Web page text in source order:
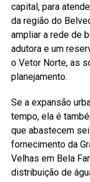
capital, para
da região do
ampliar a rede de
adutora e um
o Vetor Norte, as
planejamento.
Se a expansão
tempo, ela é
que abastecem
fornecimento da
Velhas em Bela
distribuição de